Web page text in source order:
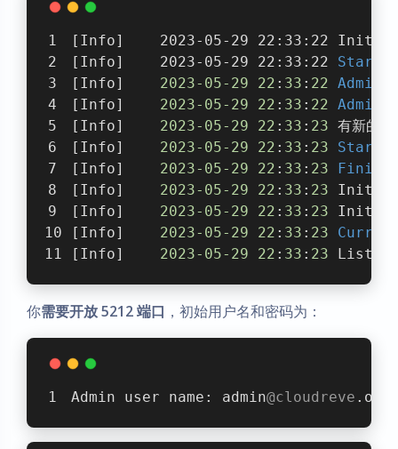
[Info]    2023-05-29 22:33:22
[Info]    2023-05-29 22:33:22 Start
[Info] 2023-05-29 22 : 33 : 22 Admin
[Info] 2023-05-29 22 : 33 : 22 Admin
[Info] 2023-05-29 22 : 33 : 23 有新的
[Info] 2023-05-29 22 : 33 : 23 Start
[Info] 2023-05-29 22 : 33 : 23 Finish
[Info] 2023-05-29 22 : 33 : 23
[Info] 2023-05-29 22 : 33 : 23
[Info] 2023-05-29 22 : 33 : 23
[Info] 2023-05-29 22 : 33 : 23
你需要开放 5212 端口 ，初始用户名和密码为：
Admin user name: admin@cloudreve .org